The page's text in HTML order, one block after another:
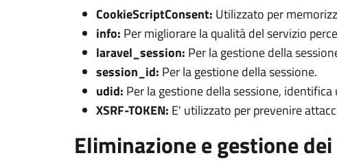
CookieScriptConsent: Utilizzato per
info: Per migliorare la qualità del servizio
laravel_session: Per la gestione della
session_id: Per la gestione della sessione.
udid: Per la gestione della sessione,
XSRF-TOKEN: E' utilizzato per prevenire
Eliminazione e gestione